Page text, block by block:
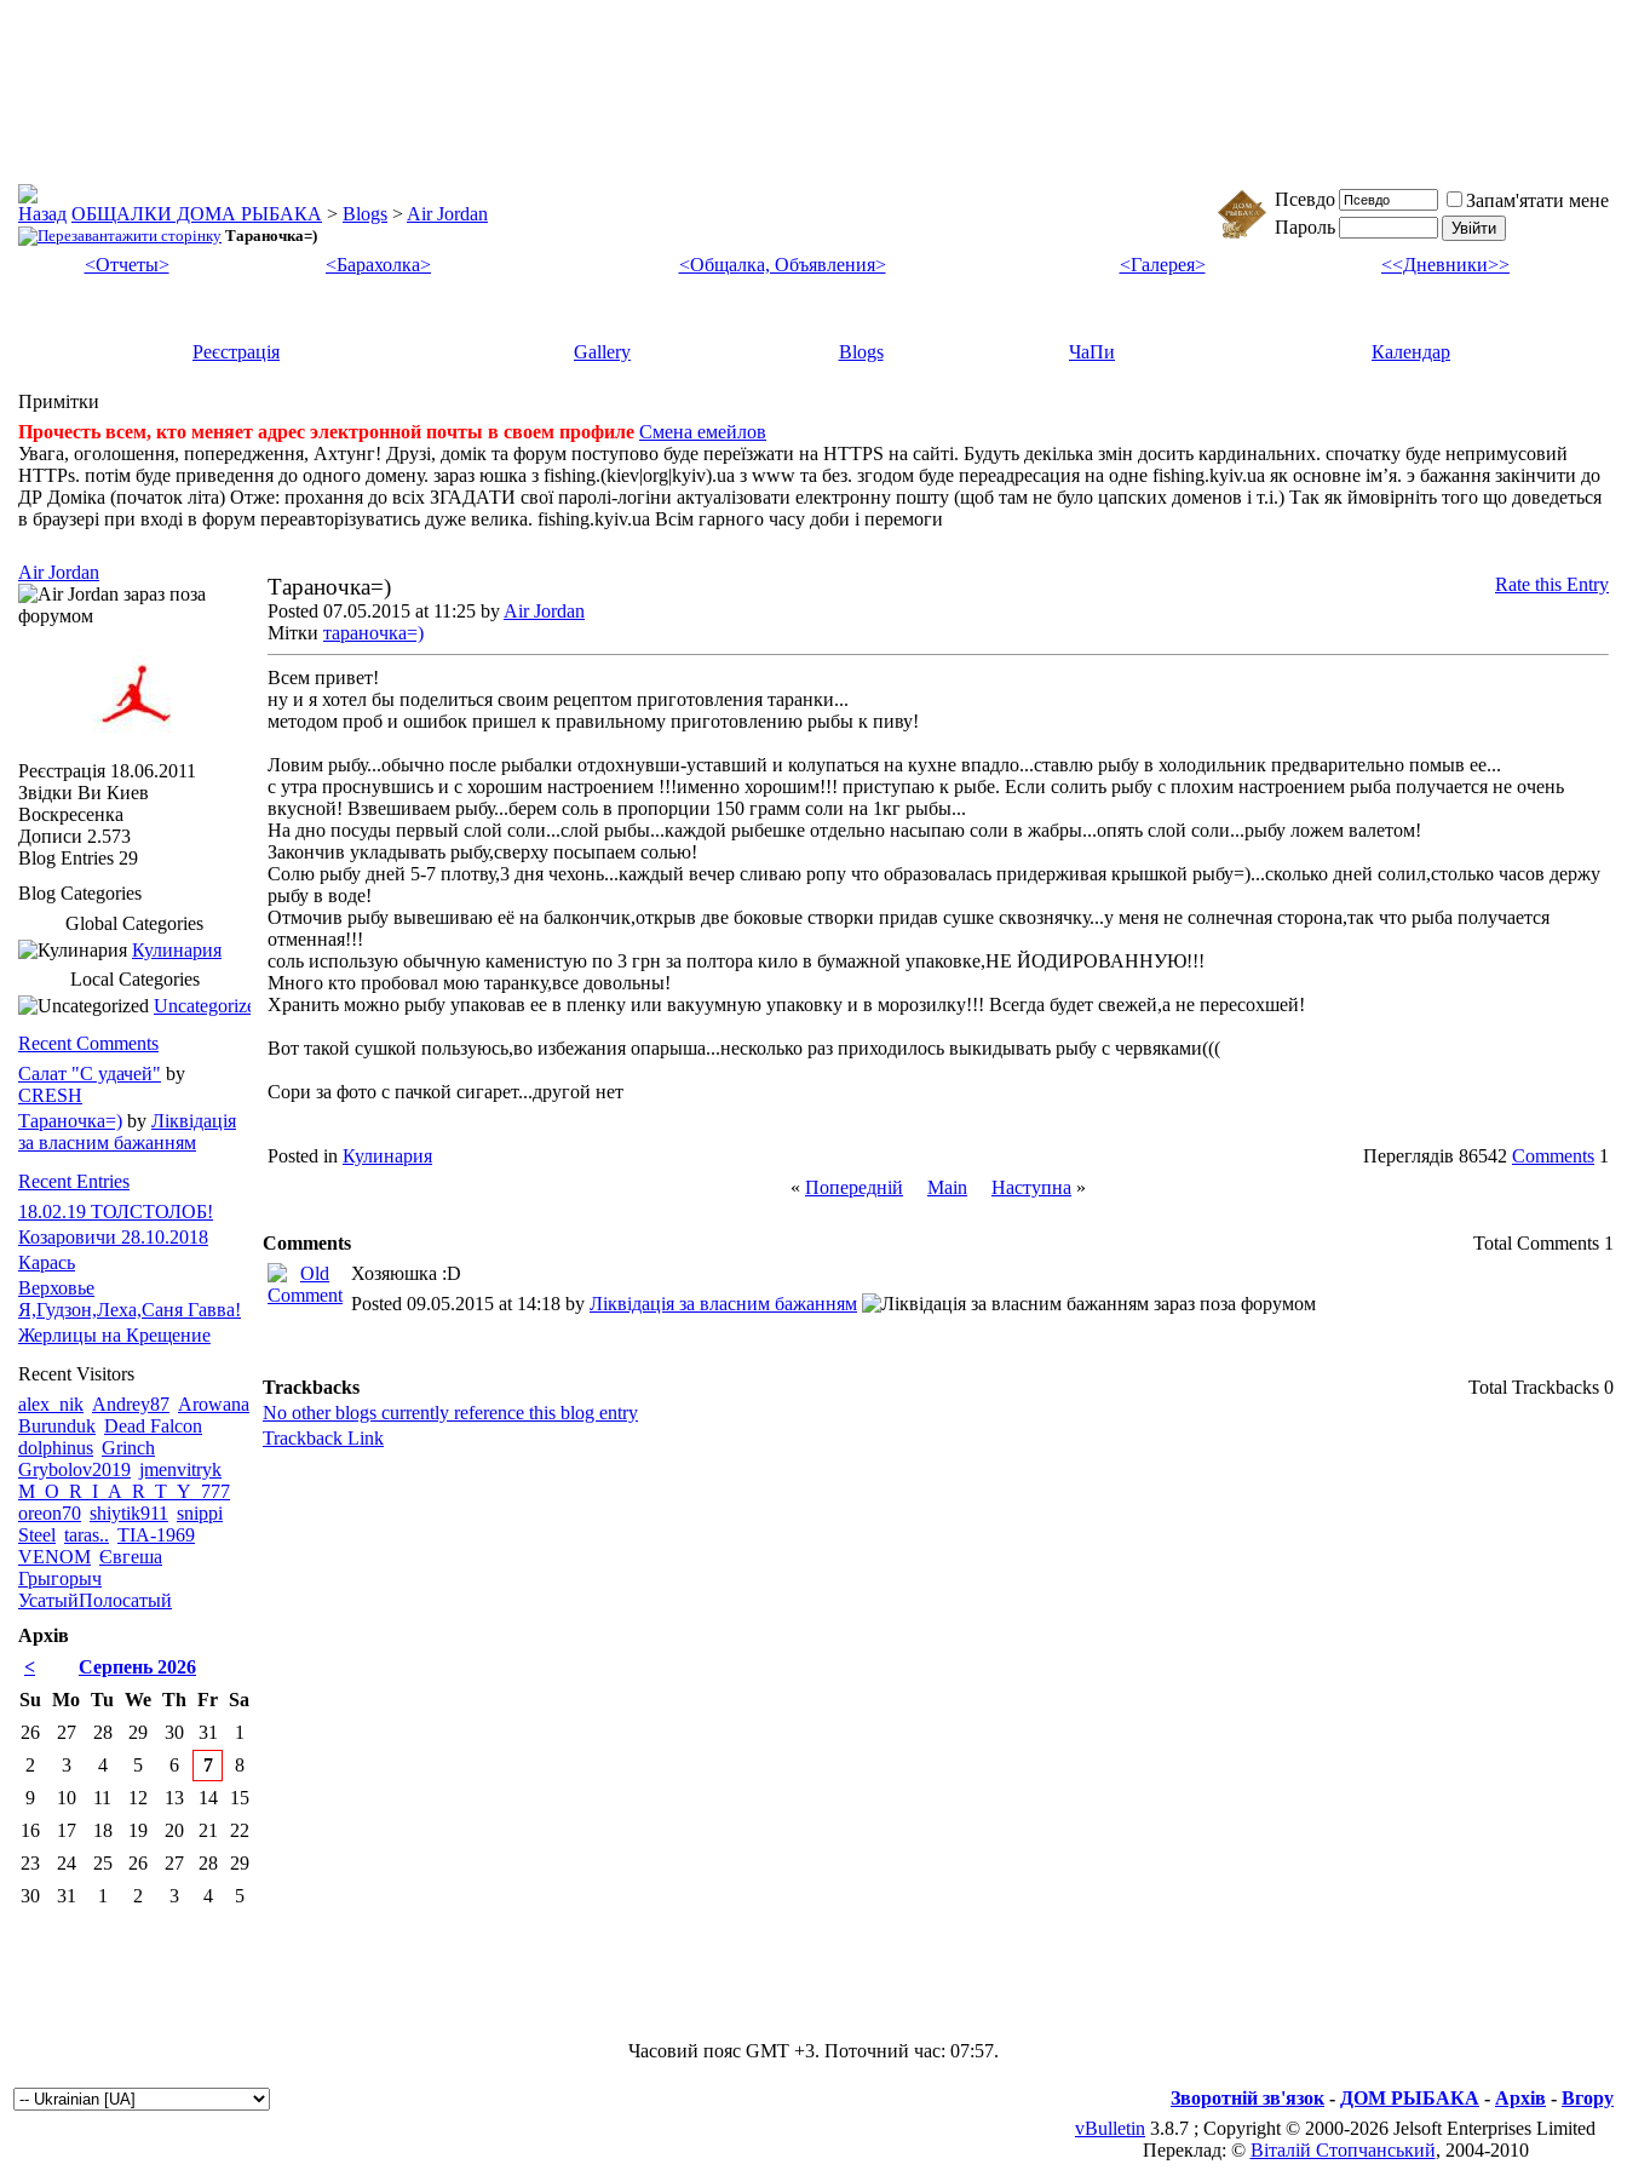
ОБЩАЛКИ ДОМА РЫБАКА > Blogs > Air Jordan
Тараночка=)
Псевдо
Запам'ятати мене
Пароль
<Отчеты>
<Барахолка> <Общалка, Объявления> <Галерея> <<Дневники>>
Реєстрація Gallery Blogs ЧаПи Календар
Примітки
Прочесть всем, кто меняет адрес электронной почты в своем профиле Смена емейлов
Увага, оголошення, попередження, Ахтунг! Друзі, домік та форум поступово буде переїзжати на HTTPS на сайті. Будуть декілька змін досить кардинальних. спочатку буде непримусовий
HTTPs. потім буде приведення до одного домену. зараз юшка з fishing.(kiev|org|kyiv).ua з www та без. згодом буде переадресация на одне fishing.kyiv.ua як основне імʼя. э бажання закінчити до
ДР Доміка (початок літа) Отже: прохання до всіх ЗГАДАТИ свої паролі-логіни актуалізовати електронну пошту (щоб там не було цапских доменов і т.і.) Так як ймовірніть того що доведеться
в браузері при вході в форум переавторізуватись дуже велика. fishing.kyiv.ua Всім гарного часу доби і перемоги
Rate this Entry
Тараночка=)
Posted 07.05.2015 at 11:25 by Air Jordan
Мітки тараночка=)
Всем привет!
ну и я хотел бы поделиться своим рецептом приготовления таранки...
методом проб и ошибок пришел к правильному приготовлению рыбы к пиву!
Ловим рыбу...обычно после рыбалки отдохнувши-уставший и колупаться на кухне впадло...ставлю рыбу в холодильник предварительно помыв ее...
с утра проснувшись и с хорошим настроением !!!именно хорошим!!! приступаю к рыбе. Если солить рыбу с плохим настроением рыба получается не очень
вкусной! Взвешиваем рыбу...берем соль в пропорции 150 грамм соли на 1кг рыбы...
На дно посуды первый слой соли...слой рыбы...каждой рыбешке отдельно насыпаю соли в жабры...опять слой соли...рыбу ложем валетом!
Закончив укладывать рыбу,сверху посыпаем солью!
Солю рыбу дней 5-7 плотву,3 дня чехонь...каждый вечер сливаю ропу что образовалась придерживая крышкой рыбу=)...сколько дней солил,столько часов держу
рыбу в воде!
Отмочив рыбу вывешиваю её на балкончик,открыв две боковые створки придав сушке сквознячку...у меня не солнечная сторона,так что рыба получается
отменная!!!
соль использую обычную каменистую по 3 грн за полтора кило в бумажной упаковке,НЕ ЙОДИРОВАННУЮ!!!
Много кто пробовал мою таранку,все довольны!
Хранить можно рыбу упаковав ее в пленку или вакуумную упаковку и в морозилку!!! Всегда будет свежей,а не пересохшей!
Вот такой сушкой пользуюсь,во избежания опарыша...несколько раз приходилось выкидывать рыбу с червяками(((
Сори за фото с пачкой сигарет...другой нет
Posted in Кулинария Переглядів 86542 Comments 1
« Попередній Main Наступна »
Total Comments 1
Comments
Хозяюшка :D
Posted 09.05.2015 at 14:18 by Ліквідація за власним бажанням
Total Trackbacks 0
Trackbacks
No other blogs currently reference this blog entry
Trackback Link
Air Jordan
Реєстрація 18.06.2011
Звідки Ви Киев
Воскресенка
Дописи 2.573
Blog Entries 29
Blog Categories
Global Categories
Кулинария
Local Categories
Uncategorized
Recent Comments
Салат "С удачей" by
CRESH
Тараночка=) by Ліквідація
за власним бажанням
Recent Entries
18.02.19 ТОЛСТОЛОБ!
Козаровичи 28.10.2018
Карась
Верховье
Я,Гудзон,Леха,Саня Гавва!
Жерлицы на Крещение
Recent Visitors
alex_nik Andrey87 Arowana
Burunduk Dead Falcon
dolphinus Grinch
Grybolov2019 jmenvitryk
M_O_R_I_A_R_T_Y_777
oreon70 shiytik911 snippi
Steel taras.. TIA-1969
VENOM Євгеша
Грыгорыч
УсатыйПолосатый
Архів
<
Серпень 2026
Su Mo Tu We Th Fr Sa
26
27 28 29 30 31
1
2
3 4 5 6 7
8
9
10 11 12 13 14
15
16
17 18 19 20 21
22
23
24 25 26 27 28
29
30
31 1 2 3 4 5
Часовий пояс GMT +3. Поточний час: 07:57.
Зворотній зв'язок - ДОМ РЫБАКА - Архів - Вгору
vBulletin 3.8.7 ; Copyright © 2000-2026 Jelsoft Enterprises Limited
Переклад: © Віталій Стопчанський, 2004-2010